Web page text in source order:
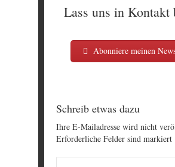
Lass uns in Kontakt
Abonniere meinen
Schreib etwas dazu
Ihre E-Mailadresse wird nicht
Erforderliche Felder sind markiert